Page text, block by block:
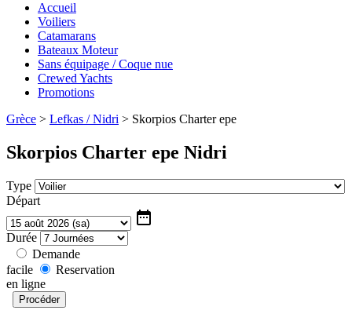
Accueil
Voiliers
Catamarans
Bateaux Moteur
Sans équipage / Coque nue
Crewed Yachts
Promotions
Grèce > Lefkas / Nidri > Skorpios Charter epe
Skorpios Charter epe Nidri
Type
Départ
date_range
Durée
Demande
facile
Reservation
en ligne